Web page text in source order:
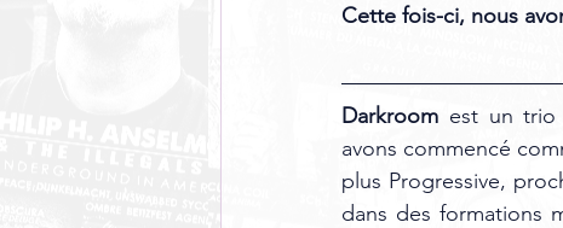
Cette fois-ci, nous
Darkroom est un trio
avons commencé
plus Progressive,
dans des formations